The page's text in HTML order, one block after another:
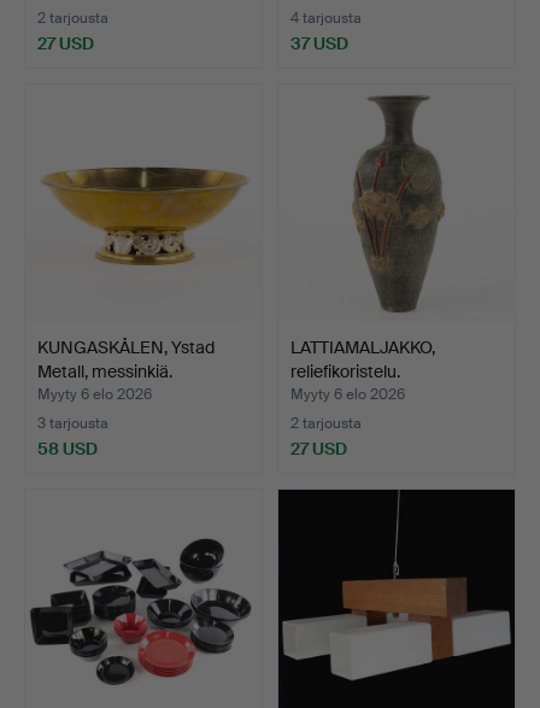
2 tarjousta
27 USD
4 tarjousta
37 USD
KUNGASKÅLEN, Ystad
Metall, messinkiä.
Myyty 6 elo 2026
3 tarjousta
58 USD
LATTIAMALJAKKO,
reliefikoristelu.
Myyty 6 elo 2026
2 tarjousta
27 USD